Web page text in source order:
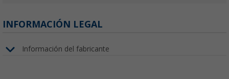
INFORMACIÓN LEGAL
Información del fabricante